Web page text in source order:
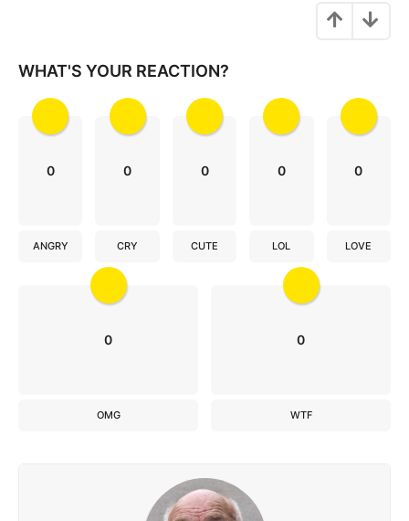
n
WHAT'S YOUR REACTION?
0
ANGRY
0
CRY
0
CUTE
0
LOL
0
LOVE
0
OMG
0
WTF